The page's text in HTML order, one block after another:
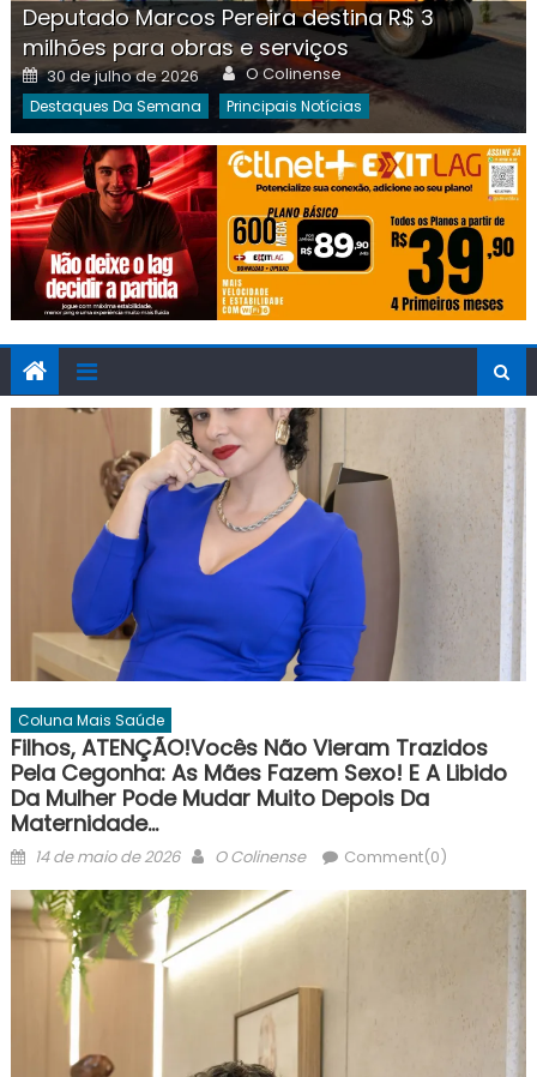
Deputado Marcos Pereira destina R$ 3
milhões para obras e serviços
Posted
on
30 de julho de 2026 Author
O Colinense
Destaques Da Semana Principais Notícias
Coluna Mais Saúde
Filhos, ATENÇÃO!Vocês Não Vieram Trazidos
Pela Cegonha: As Mães Fazem Sexo! E A Libido
Da Mulher Pode Mudar Muito Depois Da
Maternidade…
Posted
14 de maio de 2026 Author
O Colinense Comment(0)